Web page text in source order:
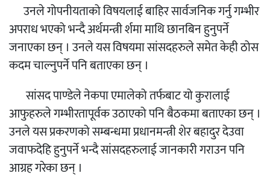
उनले गोपनीयताको विषयलाई बाहिर सार्वजनिक गर्नु गम्भीर
अपराध भएको भन्दै अर्थमन्त्री र्शमा माथि छानबिन हुनुपर्ने
जनाएका छन् । उनले यस विषयमा सांसदहरुले समेत केही ठोस
कदम चाल्नुपर्ने पनि बताएका छन् ।
सांसद पाण्डेले नेकपा एमालेको तर्फबाट यो कुरालाई
आफुहरुले गम्भीरतापूर्वक उठाएको पनि बैठकमा बताएका छन् ।
उनले यस प्रकरणको सम्बन्धमा प्रधानमन्त्री शेर बहादुर देउवा
जवाफदेहि हुनुपर्ने भन्दै सांसदहरुलाई जानकारी गराउन पनि
आग्रह गरेका छन् ।